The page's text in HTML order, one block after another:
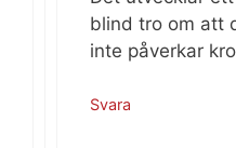
blind tro om att
inte påverkar
Svara